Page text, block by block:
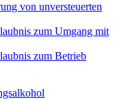
von unversteuerten
zum Umgang mit
zum Betrieb